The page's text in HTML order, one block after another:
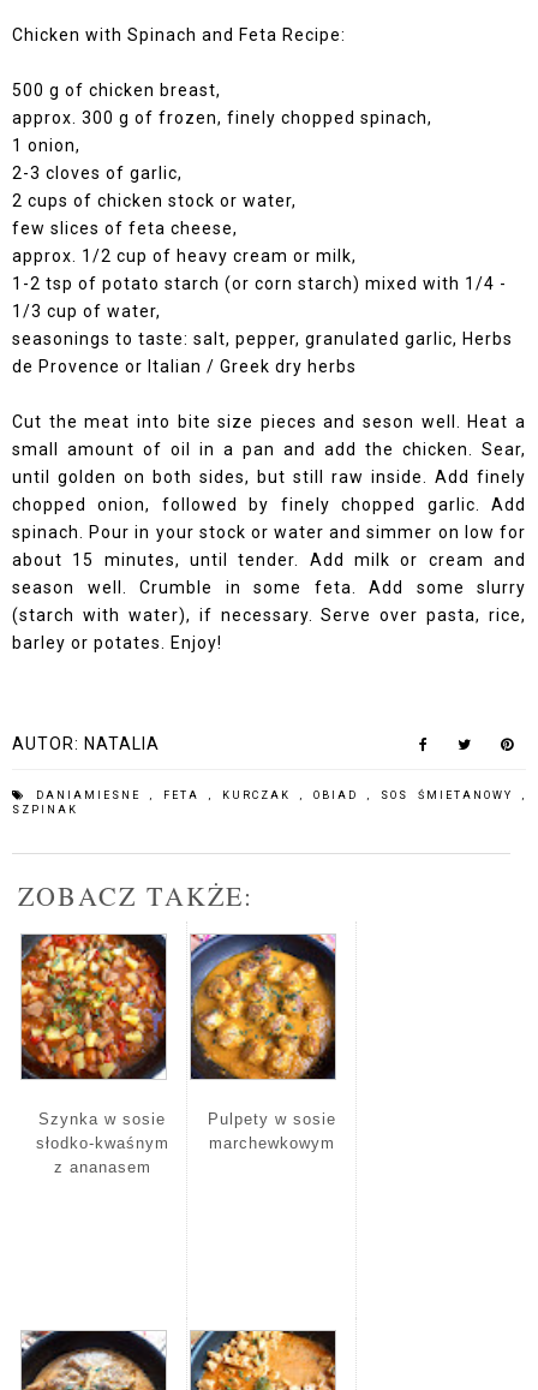
Chicken with Spinach and Feta Recipe:
500 g of chicken breast,
approx. 300 g of frozen, finely chopped spinach,
1 onion,
2-3 cloves of garlic,
2 cups of chicken stock or water,
few slices of feta cheese,
approx. 1/2 cup of heavy cream or milk,
1-2 tsp of potato starch (or corn starch) mixed with 1/4 -
1/3 cup of water,
seasonings to taste: salt, pepper, granulated garlic, Herbs
de Provence or Italian / Greek dry herbs
Cut the meat into bite size pieces and seson well. Heat a
small amount of oil in a pan and add the chicken. Sear,
until golden on both sides, but still raw inside. Add finely
chopped onion, followed by finely chopped garlic. Add
spinach. Pour in your stock or water and simmer on low for
about 15 minutes, until tender. Add milk or cream and
season well. Crumble in some feta. Add some slurry
(starch with water), if necessary. Serve over pasta, rice,
barley or potates. Enjoy!
AUTOR: NATALIA
DANIAMIESNE , FETA , KURCZAK , OBIAD , SOS ŚMIETANOWY ,
SZPINAK
ZOBACZ TAKŻE:
Szynka w sosie
słodko-kwaśnym
z ananasem
Pulpety w sosie
marchewkowym